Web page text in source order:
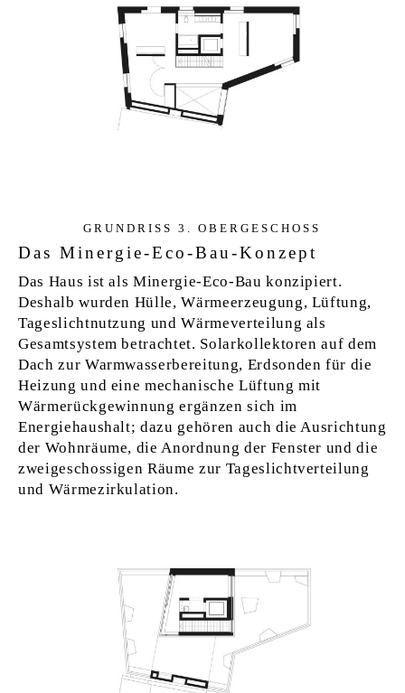
GRUN­D­RISS 3. OBER­GE­SCHOSS
Das Minergie-Eco-Bau-Konzept
Das Haus ist als Minergie-Eco-Bau konzipiert.
Deshalb wurden Hülle, Wärmeerzeugung, Lüftung,
Tageslichtnutzung und Wärmeverteilung als
Gesamtsystem betrachtet. Solarkollektoren auf dem
Dach zur Warmwasserbereitung, Erdsonden für die
Heizung und eine mechanische Lüftung mit
Wärmerückgewinnung ergänzen sich im
Energiehaushalt; dazu gehören auch die Ausrichtung
der Wohnräume, die Anordnung der Fenster und die
zweigeschossigen Räume zur Tageslichtverteilung
und Wärmezirkulation.